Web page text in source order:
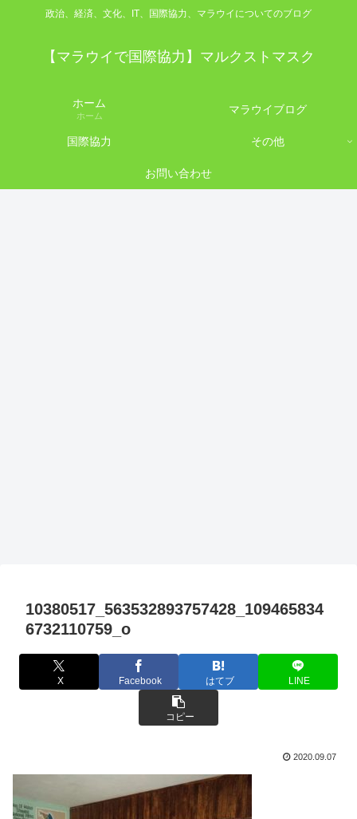
政治、経済、文化、IT、国際協力、マラウイについてのブログ
【マラウイで国際協力】マルクストマスク
ホーム
ホーム マラウイブログ
国際協力 その他
お問い合わせ
10380517_563532893757428_109465834
6732110759_o
X Facebook はてブ LINE
コピー
2020.09.07